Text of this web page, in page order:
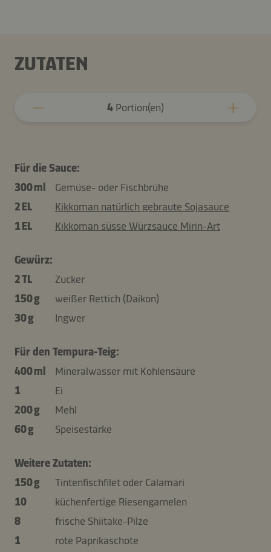
ZUTATEN
4 Portion(en)
Für die Sauce:
300 ml
Gemüse- oder Fischbrühe
2 EL
Kikkoman natürlich gebraute Sojasauce
1 EL
Kikkoman süsse Würzsauce Mirin-Art
Gewürz:
2 TL
Zucker
150 g
weißer Rettich (Daikon)
30 g
Ingwer
Für den Tempura-Teig:
400 ml
Mineralwasser mit Kohlensäure
1
Ei
200 g
Mehl
60 g
Speisestärke
Weitere Zutaten:
150 g
Tintenfischfilet oder Calamari
10
küchenfertige Riesengarnelen
8
frische Shiitake-Pilze
1
rote Paprikaschote